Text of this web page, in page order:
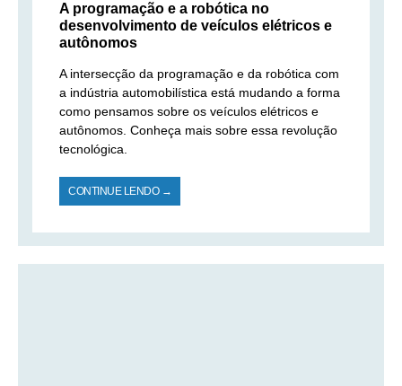
A programação e a robótica no
desenvolvimento de veículos elétricos e
autônomos
A intersecção da programação e da robótica com
a indústria automobilística está mudando a forma
como pensamos sobre os veículos elétricos e
autônomos. Conheça mais sobre essa revolução
tecnológica.
CONTINUE LENDO →